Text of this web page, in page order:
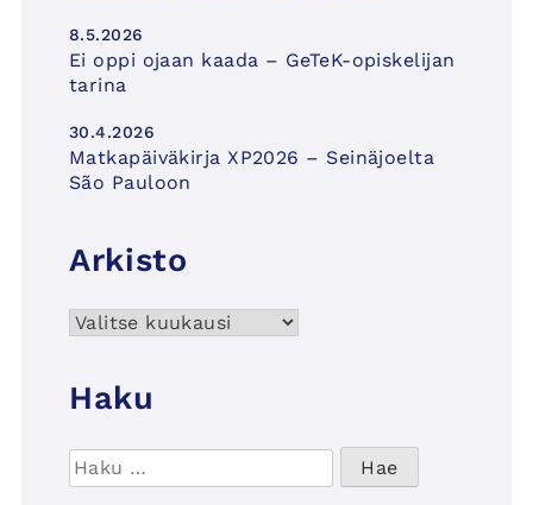
8.5.2026
Ei oppi ojaan kaada – GeTeK-opiskelijan
tarina
30.4.2026
Matkapäiväkirja XP2026 – Seinäjoelta
São Pauloon
Arkisto
Arkisto
Haku
Haku: